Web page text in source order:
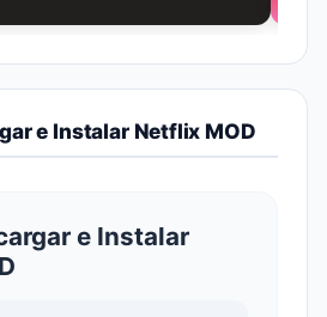
e Instalar Netflix MOD
e Instalar